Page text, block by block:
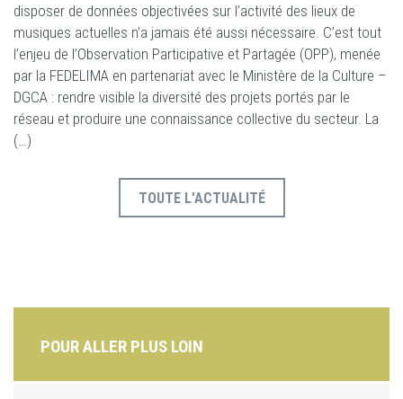
disposer de données objectivées sur l’activité des lieux de
musiques actuelles n’a jamais été aussi nécessaire. C’est tout
l’enjeu de l’Observation Participative et Partagée (OPP), menée
par la FEDELIMA en partenariat avec le Ministère de la Culture –
DGCA : rendre visible la diversité des projets portés par le
réseau et produire une connaissance collective du secteur. La
(…)
TOUTE L'ACTUALITÉ
POUR ALLER PLUS LOIN